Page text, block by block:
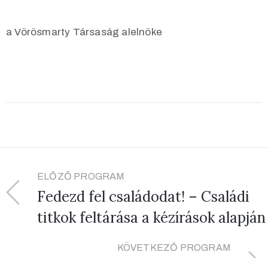
a Vörösmarty Társaság alelnöke
ELŐZŐ PROGRAM
Fedezd fel családodat! – Családi
titkok feltárása a kézírások alapján
KÖVETKEZŐ PROGRAM